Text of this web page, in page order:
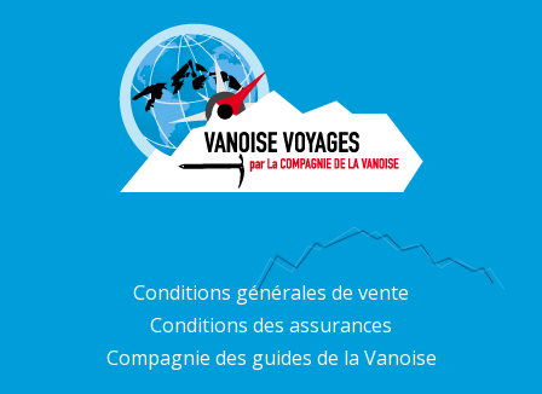
Conditions générales de vente
Conditions des assurances
Compagnie des guides de la Vanoise